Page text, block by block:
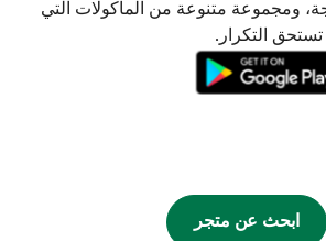
ومجموعة متنوعة من المأكولات التي
التكرار.
ابحث عن متجر